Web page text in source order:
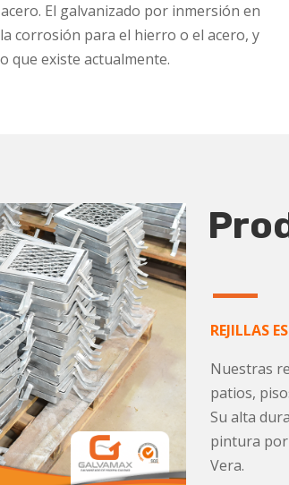
El galvanizado por inmersión en
corrosión para el hierro o el acero, y
que existe actualmente.
REJILLAS
Nuestras
patios,
Su alta
pintura
Vera.